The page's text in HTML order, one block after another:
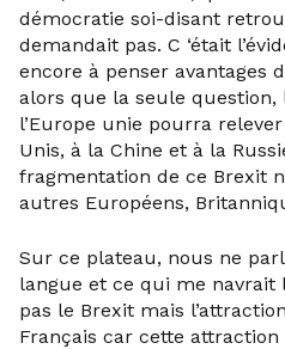
démocratie soi-disant
demandait pas. C ‘était
encore à penser avantages
alors que la seule question,
l’Europe unie pourra
Unis, à la Chine et à la
fragmentation de ce Brexit
autres Européens,
Sur ce plateau, nous ne
langue et ce qui me navrait
pas le Brexit mais
Français car cette